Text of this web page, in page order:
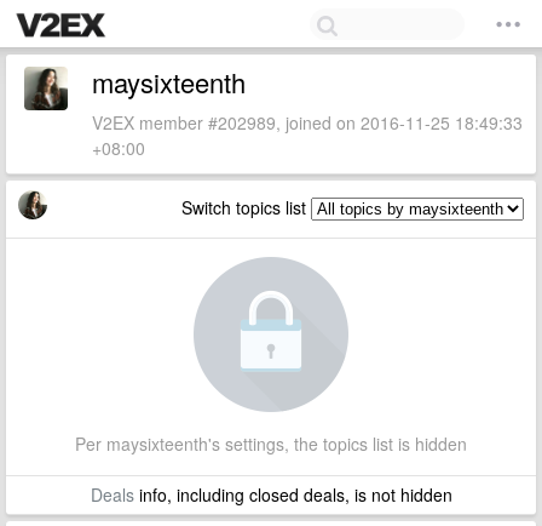
maysixteenth
V2EX member #202989, joined on 2016-11-25 18:49:33
+08:00
Switch topics list
Per maysixteenth's settings, the topics list is hidden
Dealsinfo, including closed deals, is not hidden